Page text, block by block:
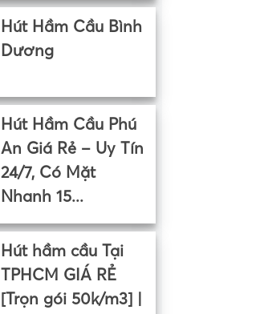
Hút Hầm Cầu Bình
Dương
Hút Hầm Cầu Phú
An Giá Rẻ – Uy Tín
24/7, Có Mặt
Nhanh 15...
Hút hầm cầu Tại
TPHCM GIÁ RẺ
[Trọn gói 50k/m3] |